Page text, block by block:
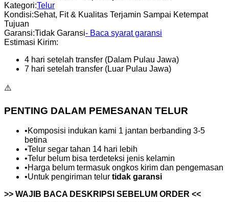
Kategori:Telur
Kondisi:Sehat, Fit & Kualitas Terjamin Sampai Ketempat
Tujuan
Garansi:Tidak Garansi- Baca syarat garansi
Estimasi Kirim:
4 hari setelah transfer (Dalam Pulau Jawa)
7 hari setelah transfer (Luar Pulau Jawa)
⚠️
PENTING DALAM PEMESANAN TELUR
•Komposisi indukan kami 1 jantan berbanding 3-5
betina
•Telur segar tahan 14 hari lebih
•Telur belum bisa terdeteksi jenis kelamin
•Harga belum termasuk ongkos kirim dan pengemasan
•Untuk pengiriman telur tidak garansi
>> WAJIB BACA DESKRIPSI SEBELUM ORDER <<